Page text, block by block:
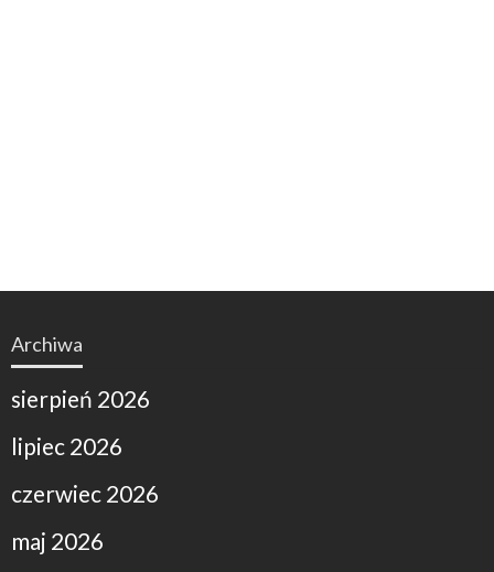
Archiwa
sierpień 2026
lipiec 2026
czerwiec 2026
maj 2026